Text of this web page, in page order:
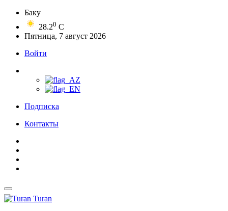
Баку
28.20 C
Пятница, 7 август 2026
Войти
Подписка
Контакты
Turan